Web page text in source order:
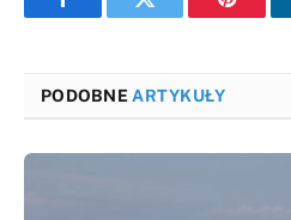
FacebookTwitter
PODOBNEARTYKUŁY